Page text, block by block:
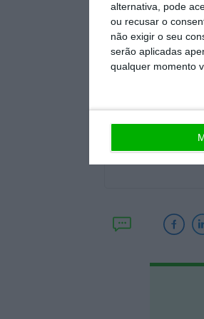
alternativa, pode
ou recusar o
não exigir o seu
serão aplicadas
qualquer momento
em conforto e
na saúde e
pelos serviços